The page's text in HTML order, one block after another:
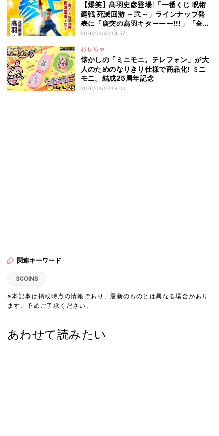
【爆笑】髙羽史彦登場!「一番くじ 呪術
廻戦 死滅回游 ～弐～」ラインナップ発
表に「唐突の高羽キターーー!!!」「全男
性陣が首を傾げる絶対領域ww」と話題
2026/03/30 14:57
おもちゃ
懐かしの「ミニモニ。テレフォン」が大
人のためのなりきり仕様で商品化! ミニ
モニ。結成25周年記念
2026/03/20 16:00
関連キーワード
3COINS
※本記事は掲載時点の情報であり、最新のものとは異なる場合があり
ます。予めご了承ください。
あわせて読みたい